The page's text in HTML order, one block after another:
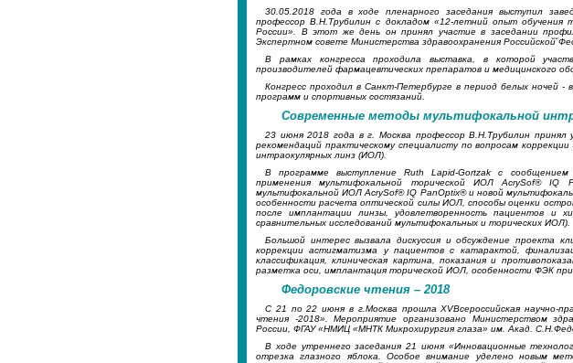
30.05.2018 года в ходе пленарного заседания выступил
профессор В.Н.Трубилин с докладом «12-летний опыт
России». В этот же день он принял участие в заседании
Экспертном совете Министерства здравоохранения Российской̆
В рамках конгресса проходила выставка, в которой
производителей фармацевтических препаратов и медицинского
Конгресс проходил в Санкт-Петербурге в период белых ночей -
программ и спортивных состязаний.
Современные методы мультифокальной
23 июня 2018 года в г. Москва профессор В.Н.Трубилин принял
рекомендаций практическому специалисту по вопросам
интраокулярных линз (ИОЛ).
В программе выступление Ruth Lapid-Gortzak с
применения мультифокальной торической ИОЛ AcrySof® IQ
мультифокальной ИОЛ AcrySof® IQ PanOptix® и новой
особенности расчета оптической силы ИОЛ, способы оценки
после имплантации линзы, удовлетворенность пациентов и
сравнительных исследований мультифокальных и торических ИОЛ).
Большой интерес вызвала дискуссия и обсуждение проекта
коррекции астигматизма у пациентов с катарактой,
классификация, клиническая картина, показания и
разметка оси, имплантация торической ИОЛ, особенности ФЭК
Федоровские чтения – 2018
С 21 по 22 июня в г.Москва прошла XVВсероссийская научно-
чтения -2018». Мероприятие организовано Министерством
России, ФГАУ «НМИЦ «МНТК Микрохирургия глаза» им. Акад.
В ходе утреннего заседания 21 июня «Инновационные
отрезка глазного яблока. Особое внимание уделено новым